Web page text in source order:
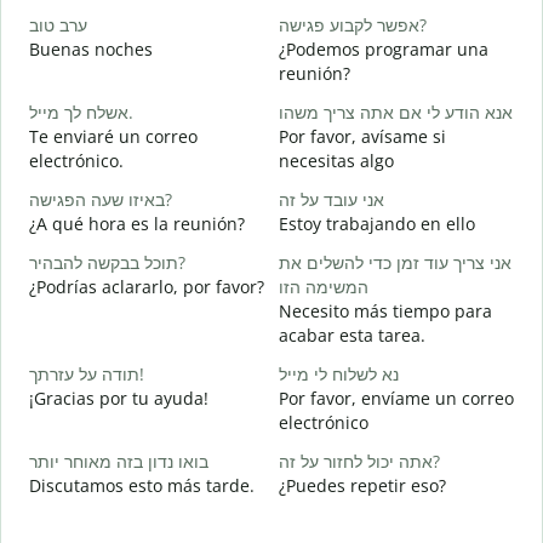
ערב טוב
Buenas noches
אפשר לקבוע פגישה?
¿Podemos programar una
reunión?
אשלח לך מייל.
Te enviaré un correo
electrónico.
אנא הודע לי אם אתה צריך משהו
Por favor, avísame si
necesitas algo
באיזו שעה הפגישה?
¿A qué hora es la reunión?
אני עובד על זה
Estoy trabajando en ello
תוכל בבקשה להבהיר?
¿Podrías aclararlo, por favor?
אני צריך עוד זמן כדי להשלים את
המשימה הזו
Necesito más tiempo para
acabar esta tarea.
תודה על עזרתך!
¡Gracias por tu ayuda!
נא לשלוח לי מייל
Por favor, envíame un correo
electrónico
בואו נדון בזה מאוחר יותר
Discutamos esto más tarde.
אתה יכול לחזור על זה?
¿Puedes repetir eso?